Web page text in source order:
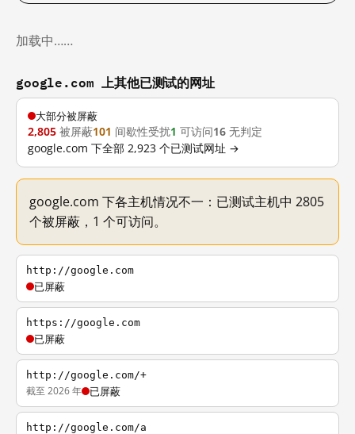
加载中……
google.com 上其他已测试的网址
大部分被屏蔽
2,805 被屏蔽101 间歇性受扰1 可访问16 无判定
google.com 下全部 2,923 个已测试网址 →
google.com 下各主机情况不一：已测试主机中 2805
个被屏蔽，1 个可访问。
http://google.com
已屏蔽
https://google.com
已屏蔽
http://google.com/+
截至 2026 年 已屏蔽
http://google.com/a